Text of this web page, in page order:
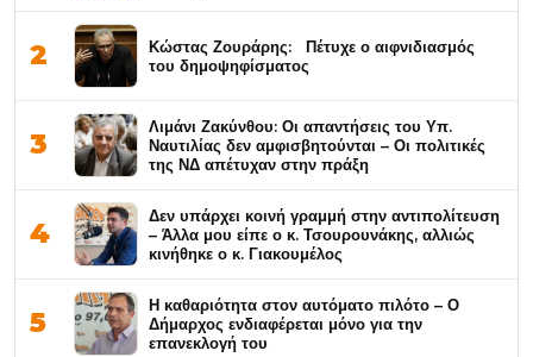
2
Κώστας Ζουράρης: Πέτυχε ο αιφνιδιασμός
του δημοψηφίσματος
3
Λιμάνι Ζακύνθου: Οι απαντήσεις του Υπ.
Ναυτιλίας δεν αμφισβητούνται – Οι πολιτικές
της ΝΔ απέτυχαν στην πράξη
4
Δεν υπάρχει κοινή γραμμή στην αντιπολίτευση
– Άλλα μου είπε ο κ. Τσουρουνάκης, αλλιώς
κινήθηκε ο κ. Γιακουμέλος
5
Η καθαριότητα στον αυτόματο πιλότο – Ο
Δήμαρχος ενδιαφέρεται μόνο για την
επανεκλογή του